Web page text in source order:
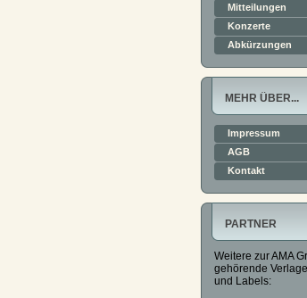
Mitteilungen
Konzerte
Abkürzungen
MEHR ÜBER...
Impressum
AGB
Kontakt
PARTNER
Weitere zur AMA
gehörende
und Labels: